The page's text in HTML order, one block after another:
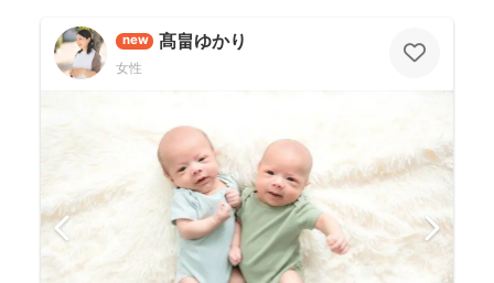
new 髙畠ゆかり
女性